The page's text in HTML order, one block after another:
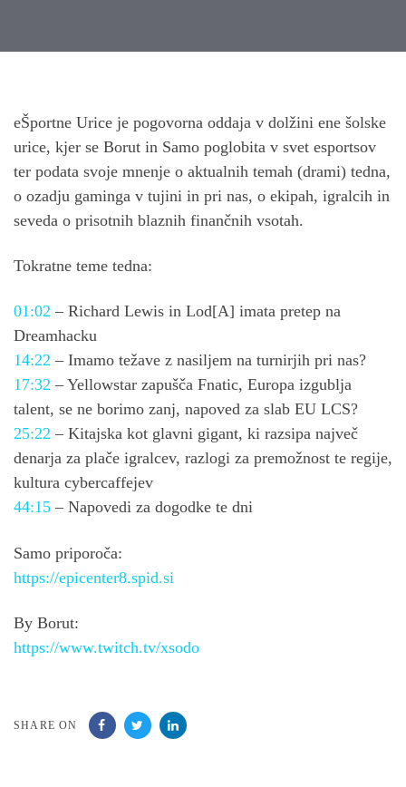
eŠportne Urice je pogovorna oddaja v dolžini ene šolske
urice, kjer se Borut in Samo poglobita v svet esportsov
ter podata svoje mnenje o aktualnih temah (drami) tedna,
o ozadju gaminga v tujini in pri nas, o ekipah, igralcih in
seveda o prisotnih blaznih finančnih vsotah.
Tokratne teme tedna:
01:02 – Richard Lewis in Lod[A] imata pretep na
Dreamhacku
14:22 – Imamo težave z nasiljem na turnirjih pri nas?
17:32 – Yellowstar zapušča Fnatic, Europa izgublja
talent, se ne borimo zanj, napoved za slab EU LCS?
25:22 – Kitajska kot glavni gigant, ki razsipa največ
denarja za plače igralcev, razlogi za premožnost te regije,
kultura cybercaffejev
44:15 – Napovedi za dogodke te dni
Samo priporoča:
https://epicenter8.spid.si
By Borut:
https://www.twitch.tv/xsodo
SHARE ON